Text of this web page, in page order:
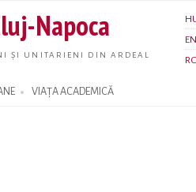
Napoca
ȘI UNITARIENI DIN ARDEAL
EN
VIAȚA ACADEMICĂ